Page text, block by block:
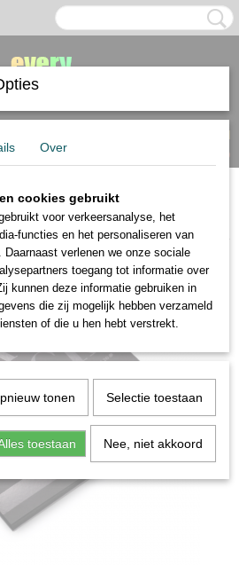
(0)
Fabriano Black Black tekenpapier 20x20cm
Over
cookies gebruikt
voor verkeersanalyse, het
functies en het personaliseren van
verlenen we onze sociale
toegang tot informatie over
kunnen deze informatie gebruiken in
die zij mogelijk hebben verzameld
of die u hen hebt verstrekt.
tonen Selectie toestaan
toestaan Nee, niet akkoord